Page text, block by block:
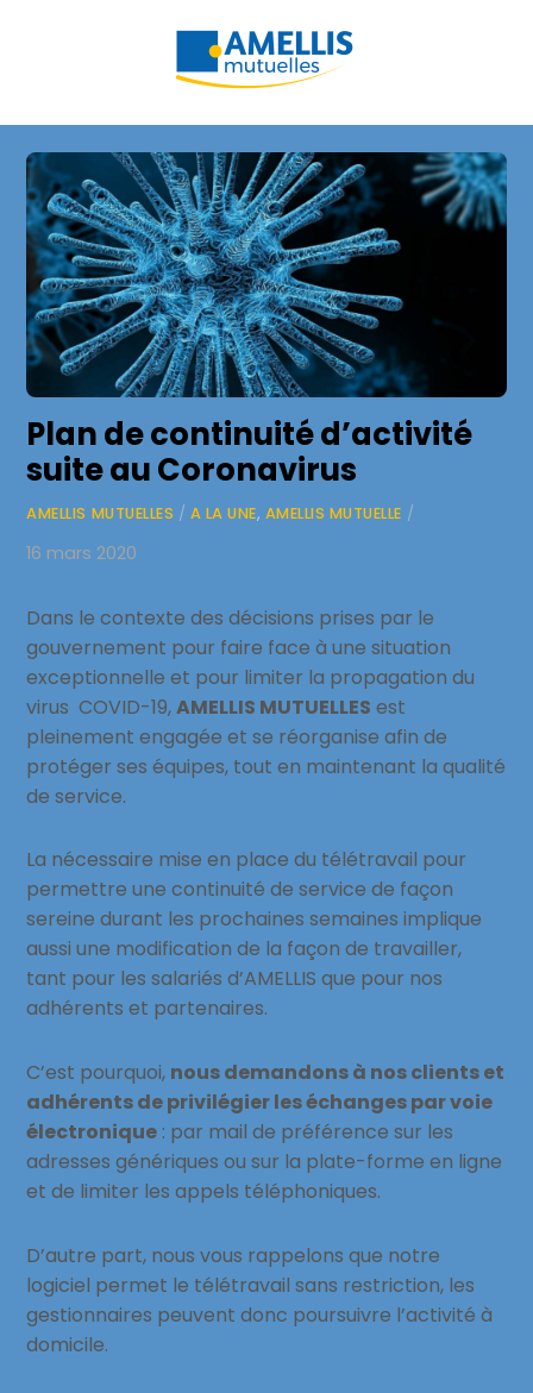
Plan de continuité d’activité
suite au Coronavirus
AMELLIS MUTUELLES / A LA UNE, AMELLIS MUTUELLE /
16 mars 2020
Dans le contexte des décisions prises par le
gouvernement pour faire face à une situation
exceptionnelle et pour limiter la propagation du
virus COVID-19,AMELLIS MUTUELLES est
pleinement engagée et se réorganise afin de
protéger ses équipes, tout en maintenant la qualité
de service.
La nécessaire mise en place du télétravail pour
permettre une continuité de service de façon
sereine durant les prochaines semaines implique
aussi une modification de la façon de travailler,
tant pour les salariés d’AMELLIS que pour nos
adhérents et partenaires.
C’est pourquoi, nous demandons à nos clients et
adhérents de privilégier les échanges par voie
électronique : par mail de préférence sur les
adresses génériques ou sur la plate-forme en ligne
et de limiter les appels téléphoniques.
D’autre part, nous vous rappelons que notre
logiciel permet le télétravail sans restriction, les
gestionnaires peuvent donc poursuivre l’activité à
domicile.